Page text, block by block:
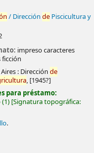
/ Direcciónde Piscicultura y
impreso caracteres
ficción
: Direcciónde
, [1945?]
para préstamo:
(1) Signatura topográfica:
.